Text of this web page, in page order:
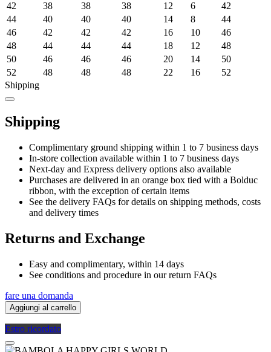
42 38 38 38 12 6
42
44
40 40 40 14 8
44
46
42 42 42 16 10
46
48
44 44 44 18 12
48
50
46 46 46 20 14
50
52
48 48 48 22 16
52
Shipping
Shipping
Complimentary ground shipping within 1 to 7 business days
In-store collection available within 1 to 7 business days
Next-day and Express delivery options also available
Purchases are delivered in an orange box tied with a Bolduc
ribbon, with the exception of certain items
See the delivery FAQs for details on shipping methods, costs
and delivery times
Returns and Exchange
Easy and complimentary, within 14 days
See conditions and procedure in our return FAQs
fare una domanda
Aggiungi al carrello
Estro ricordato